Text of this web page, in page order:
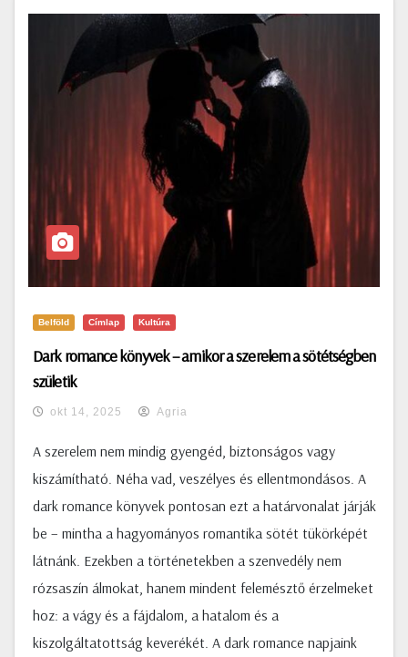
Belföld Címlap Kultúra
Dark romance könyvek – amikor a szerelem a sötétségben
születik
okt 14, 2025 Agria
A szerelem nem mindig gyengéd, biztonságos vagy
kiszámítható. Néha vad, veszélyes és ellentmondásos. A
dark romance könyvek pontosan ezt a határvonalat járják
be – mintha a hagyományos romantika sötét tükörképét
látnánk. Ezekben a történetekben a szenvedély nem
rózsaszín álmokat, hanem mindent felemésztő érzelmeket
hoz: a vágy és a fájdalom, a hatalom és a
kiszolgáltatottság keverékét. A dark romance napjaink